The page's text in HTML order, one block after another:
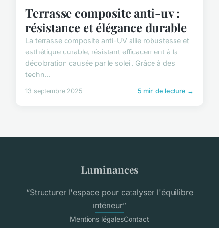
Terrasse composite anti-uv :
résistance et élégance durable
La terrasse composite anti-UV allie robustesse et
esthétique durable, résistant efficacement à la
décoloration causée par le soleil. Grâce à des
techn...
13 septembre 2025 5 min de lecture →
Luminances
“Structurer l'espace pour catalyser l'équilibre
intérieur”
Mentions légalesContact